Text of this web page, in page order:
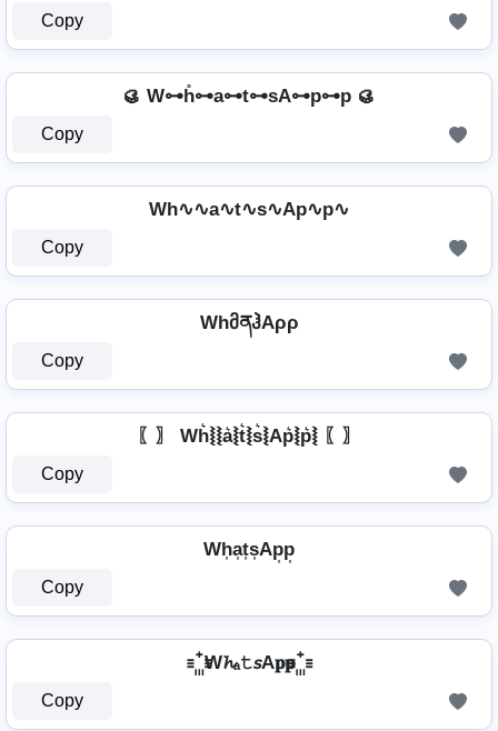
Copy
🥮 W⊶h̊⊶a⊶t⊶sA⊶p⊶p 🥮
Copy
Wh∿∿a∿t∿s∿Ap∿p∿
Copy
WhმནჰAρρ
Copy
〖〗 Wh͛⦚⦚a͛⦚t͛⦚s͛⦚Ap͛⦚p͛⦚ 〖〗
Copy
Wh͎a͎t͎s͎Ap͎p͎
Copy
꙲ W𝓱ₐ𝚝𝘴A𝐩𝐩 ꙲
Copy